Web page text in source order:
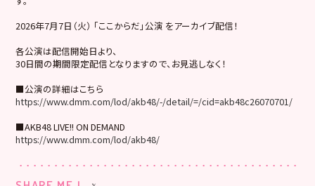
2026年7月7日（火） 「ここからだ」公演 をアーカイブ配信！
各公演は配信開始日より、
30日間の期間限定配信となりますので、お見逃しなく！
■公演の詳細はこちら
https://www.dmm.com/lod/akb48/-/detail/=/cid=akb48c26070701/
■AKB48 LIVE!! ON DEMAND
https://www.dmm.com/lod/akb48/